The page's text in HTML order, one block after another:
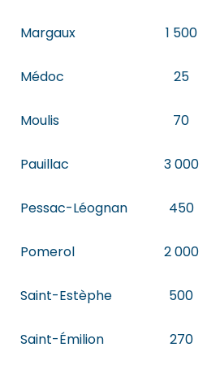
Margaux 1 500
Médoc 25
Moulis 70
Pauillac 3 000
Pessac-Léognan 450
Pomerol 2 000
Saint-Estèphe 500
Saint-Émilion 270